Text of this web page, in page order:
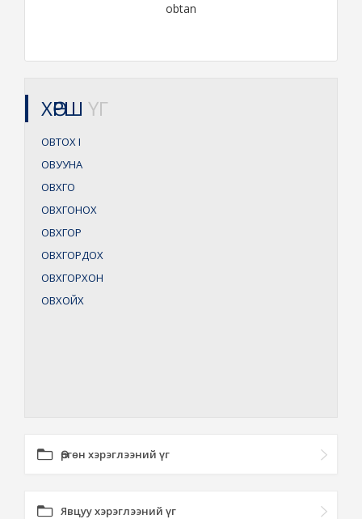
obtan
ХӨРШ ҮГ
ОВТОХI
ОВУУНА
ОВХГО
ОВХГОНОХ
ОВХГОР
ОВХГОРДОХ
ОВХГОРХОН
ОВХОЙХ
Өргөн хэрэглээний үг
Явцуу хэрэглээний үг